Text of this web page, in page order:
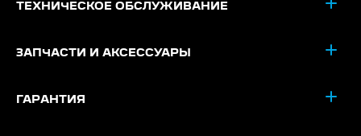
ТЕХНИЧЕСКОЕ ОБСЛУЖИВАНИЕ
ЗАПЧАСТИ И АКСЕССУАРЫ
ГАРАНТИЯ